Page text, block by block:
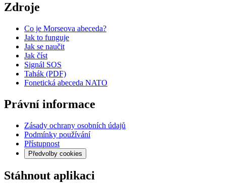
Zdroje
Co je Morseova abeceda?
Jak to funguje
Jak se naučit
Jak číst
Signál SOS
Tahák (PDF)
Fonetická abeceda NATO
Právní informace
Zásady ochrany osobních údajů
Podmínky používání
Přístupnost
Předvolby cookies
Stáhnout aplikaci